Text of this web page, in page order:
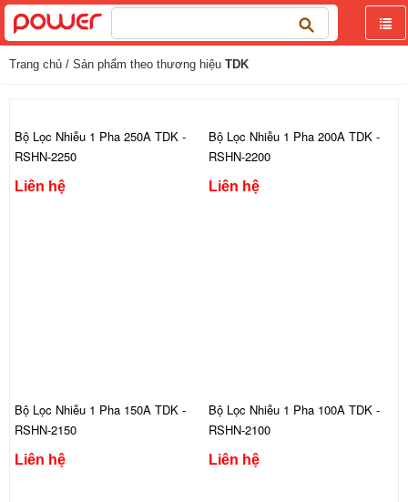
Tìm
kiếm
Trang chủ / Sản phẩm theo thương hiệu TDK
Bộ Lọc Nhiễu 1 Pha 250A TDK -
RSHN-2250
Liên hệ
Bộ Lọc Nhiễu 1 Pha 200A TDK -
RSHN-2200
Liên hệ
Bộ Lọc Nhiễu 1 Pha 150A TDK -
RSHN-2150
Liên hệ
Bộ Lọc Nhiễu 1 Pha 100A TDK -
RSHN-2100
Liên hệ